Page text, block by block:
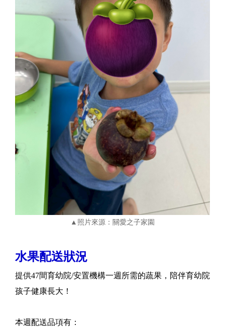
▲照片來源：關愛之子家園
水果配送狀況
提供47間育幼院/安置機構一週所需的蔬果，陪伴育幼院
孩子健康長大！
本週配送品項有：